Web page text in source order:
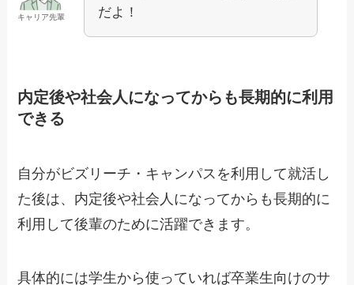
キャリア先輩
だよ！
内定後や社会人になってからも長期的に利用
できる
自分がビズリーチ・キャンパスを利用して就活し
た後は、内定後や社会人になってからも長期的に
利用して後輩のために活躍できます。
具体的には学生から使っていれば卒業生向けのサ